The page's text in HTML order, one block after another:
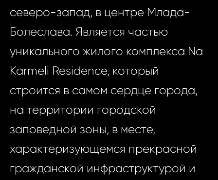
северо-запад, в центре Млада-
Болеслава. Является частью
уникального жилого комплекса Na
Karmeli Residence, который
строится в самом сердце города,
на территории городской
заповедной зоны, в месте,
характеризующемся прекрасной
гражданской инфраструктурой и